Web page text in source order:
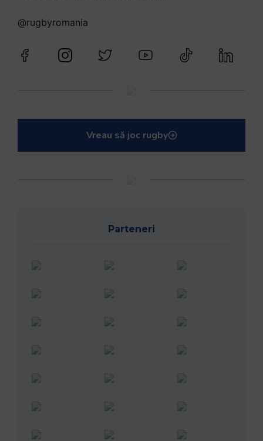
@rugbyromania
Vreau să joc rugby
Parteneri